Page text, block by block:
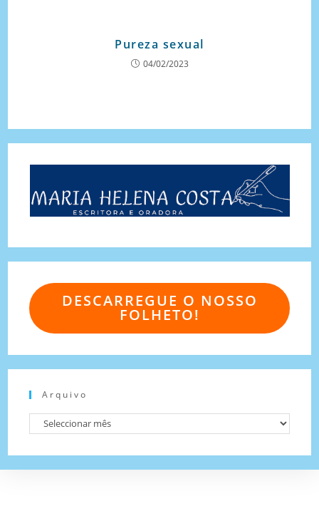
Pureza sexual
04/02/2023
DESCARREGUE O NOSSO
FOLHETO!
Arquivo